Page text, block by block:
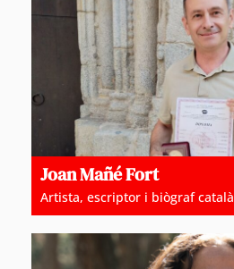
Joan Mañé Fort
Artista, escriptor i biògraf català